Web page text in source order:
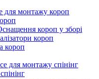
для монтажу короп
короп у зборі
короп
короп
для монтажу спінінг